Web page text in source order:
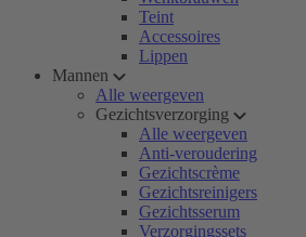
Teint
Accessoires
Lippen
Mannen
Alle weergeven
Gezichtsverzorging
Alle weergeven
Anti-veroudering
Gezichtscrème
Gezichtsreinigers
Gezichtsserum
Verzorgingssets